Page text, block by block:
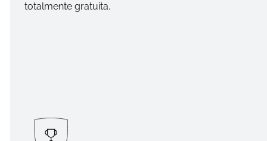
totalmente gratuita.